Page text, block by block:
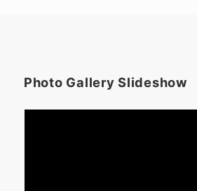
Photo Gallery Slideshow